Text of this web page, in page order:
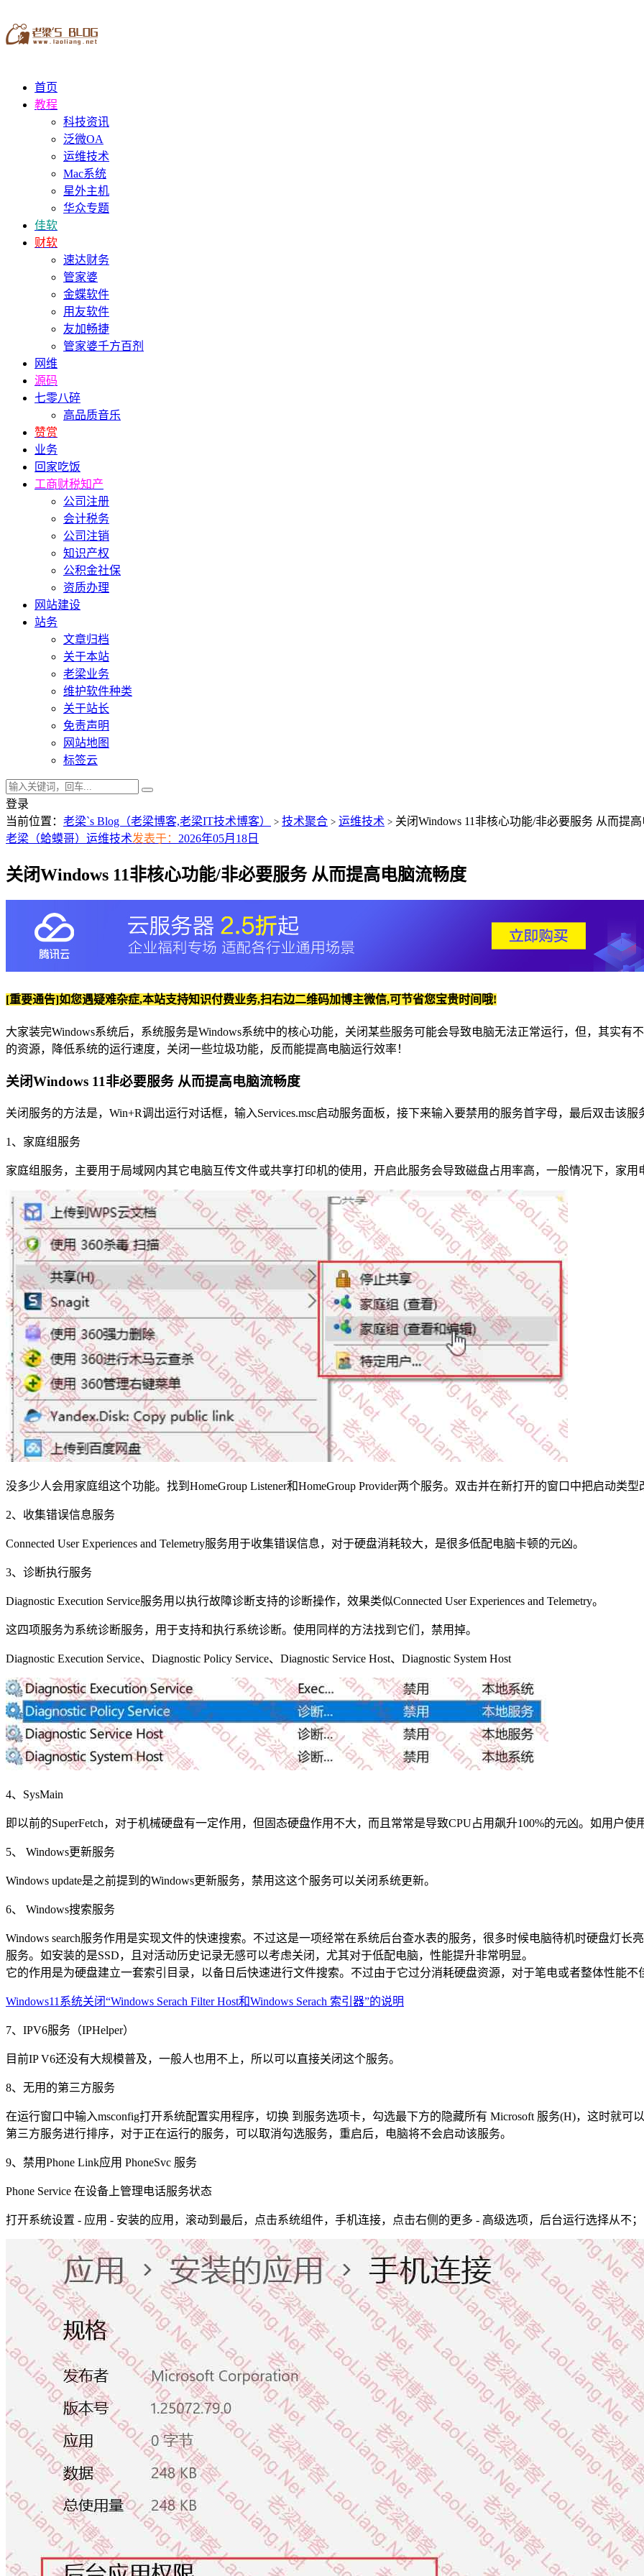
首页
教程
科技资讯
泛微OA
运维技术
Mac系统
星外主机
华众专题
佳软
财软
速达财务
管家婆
金蝶软件
用友软件
友加畅捷
管家婆千方百剂
网维
源码
七零八碎
高品质音乐
赞赏
业务
回家吃饭
工商财税知产
公司注册
会计税务
公司注销
知识产权
公积金社保
资质办理
网站建设
站务
文章归档
关于本站
老梁业务
维护软件种类
关于站长
免责声明
网站地图
标签云
登录
当前位置： 老梁`s Blog（老梁博客,老梁IT技术博客） > 技术聚合 > 运维技术 > 关闭Windows 11非核心功能/非必要服务 从而提
老梁（蛤蟆哥） 运维技术发表于： 2026年05月18日
关闭Windows 11非核心功能/非必要服务 从而提高电脑流畅度
[重要通告]如您遇疑难杂症,本站支持知识付费业务,扫右边二维码加博主微信,可节省您宝贵时间哦!
大家装完Windows系统后，系统服务是Windows系统中的核心功能，关闭某些服务可能会导致电脑无法正常运行，但，其实
的资源，降低系统的运行速度，关闭一些垃圾功能，反而能提高电脑运行效率！
关闭Windows 11非必要服务 从而提高电脑流畅度
关闭服务的方法是，Win+R调出运行对话框，输入Services.msc启动服务面板，接下来输入要禁用的服务首字母，最后双击该
1、家庭组服务
家庭组服务，主要用于局域网内其它电脑互传文件或共享打印机的使用，开启此服务会导致磁盘占用率高，一般情况下，家用
没多少人会用家庭组这个功能。找到HomeGroup Listener和HomeGroup Provider两个服务。双击并在新打开的窗口中把启动类型
2、收集错误信息服务
Connected User Experiences and Telemetry服务用于收集错误信息，对于硬盘消耗较大，是很多低配电脑卡顿的元凶。
3、诊断执行服务
Diagnostic Execution Service服务用以执行故障诊断支持的诊断操作，效果类似Connected User Experiences and Telemetry。
这四项服务为系统诊断服务，用于支持和执行系统诊断。使用同样的方法找到它们，禁用掉。
Diagnostic Execution Service、Diagnostic Policy Service、Diagnostic Service Host、Diagnostic System Host
4、SysMain
即以前的SuperFetch，对于机械硬盘有一定作用，但固态硬盘作用不大，而且常常是导致CPU占用飙升100%的元凶。如用户使
5、 Windows更新服务
Windows update是之前提到的Windows更新服务，禁用这这个服务可以关闭系统更新。
6、 Windows搜索服务
Windows search服务作用是实现文件的快速搜索。不过这是一项经常在系统后台查水表的服务，很多时候电脑待机时硬盘灯长
服务。如安装的是SSD，且对活动历史记录无感可以考虑关闭，尤其对于低配电脑，性能提升非常明显。
它的作用是为硬盘建立一套索引目录，以备日后快速进行文件搜索。不过由于它过分消耗硬盘资源，对于笔电或者整体性能不
Windows11系统关闭“Windows Serach Filter Host和Windows Serach 索引器”的说明
7、IPV6服务（IPHelper）
目前IP V6还没有大规模普及，一般人也用不上，所以可以直接关闭这个服务。
8、无用的第三方服务
在运行窗口中输入msconfig打开系统配置实用程序，切换 到服务选项卡，勾选最下方的隐藏所有 Microsoft 服务(H)，这时就
第三方服务进行排序，对于正在运行的服务，可以取消勾选服务，重启后，电脑将不会启动该服务。
9、禁用Phone Link应用 PhoneSvc 服务
Phone Service 在设备上管理电话服务状态
打开系统设置 - 应用 - 安装的应用，滚动到最后，点击系统组件，手机连接，点击右侧的更多 - 高级选项，后台运行选择从不；